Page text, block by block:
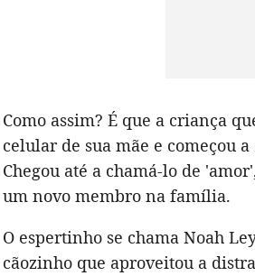
Como assim? É que a criança
celular de sua mãe e começou
Chegou até a chamá-lo de
um novo membro na família.
O espertinho se chama Noah
cãozinho que aproveitou a